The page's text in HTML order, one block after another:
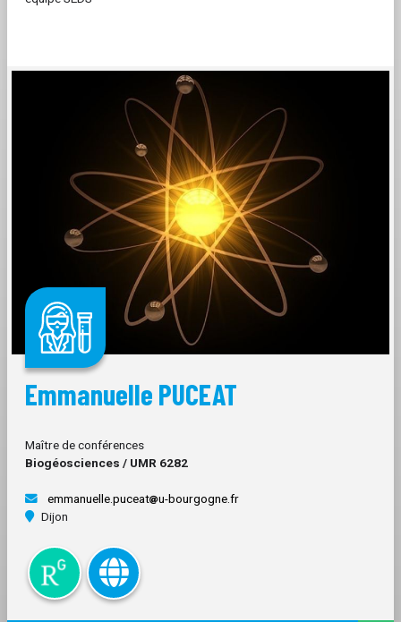
Emmanuelle PUCEAT
Maître de conférences
Biogéosciences / UMR 6282
emmanuelle.puceat
u-bourgogne.fr
Dijon